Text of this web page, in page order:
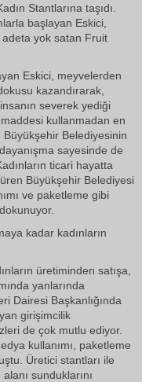
Stantlarına taşıdı.
başlayan Eskici,
yok satan Fruit
Eskici, meyvelerden
kazandırarak,
severek yediği
kullanmadan en
Büyükşehir Belediyesinin
sayesinde de
ticari hayatta
Büyükşehir Belediyesi
ve paketleme gibi
kadar kadınların
üretiminden satışa,
yanlarında
Dairesi Başkanlığında
girişimcilik
de çok mutlu ediyor.
kullanımı, paketleme
Üretici stantları ile
sunduklarını